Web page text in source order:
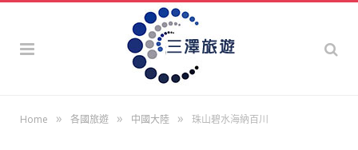
Home » 各國旅遊 » 中國大陸 » 珠山碧水海納百川